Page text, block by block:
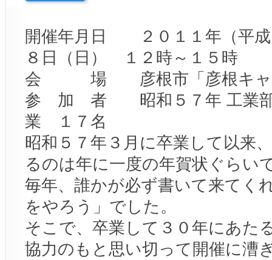
開催年月日 ２０１１年（平成
８日（日） １２時～１５時
会 場 彦根市「彦根キャッ
参 加 者 昭和５７年 工業部
業 １７名
昭和５７年３月に卒業して以来
るのは年に一度の年賀状ぐらい
毎年、誰かが必ず書いて来てく
をやろう」でした。
そこで、卒業して３０年にあた
協力のもと思い切って開催に漕